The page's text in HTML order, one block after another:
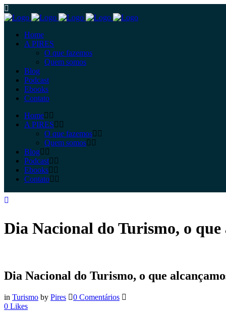
Home
A PIRES
O que fazemos
Quem somos
Blog
Podcast
Ebooks
Contato
Home
A PIRES
O que fazemos
Quem somos
Blog
Podcast
Ebooks
Contato
Dia Nacional do Turismo, o que
Dia Nacional do Turismo, o que
in Turismo by Pires
0 Comentários
0 Likes